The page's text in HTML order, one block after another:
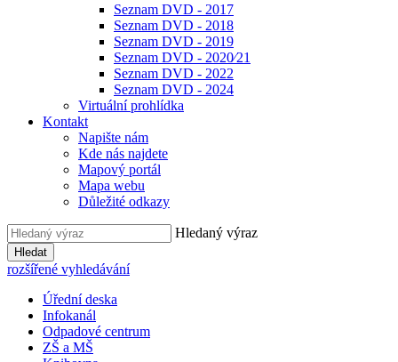
Seznam DVD - 2017
Seznam DVD - 2018
Seznam DVD - 2019
Seznam DVD - 2020⁄21
Seznam DVD - 2022
Seznam DVD - 2024
Virtuální prohlídka
Kontakt
Napište nám
Kde nás najdete
Mapový portál
Mapa webu
Důležité odkazy
Hledaný výraz
Hledat
rozšířené vyhledávání
Úřední deska
Infokanál
Odpadové centrum
ZŠ a MŠ